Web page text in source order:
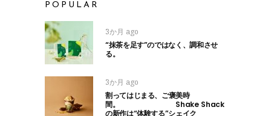
POPULAR
3か月 ago
“抹茶を足す”のではなく、調和させ
る。
3か月 ago
割ってはじまる、ご褒美時
間。 Shake Shack
の新作は“体験する”シェイク